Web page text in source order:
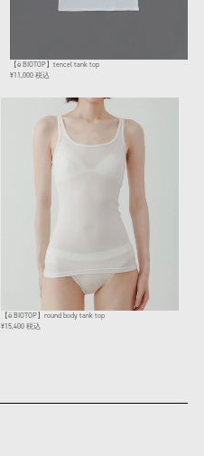
【ё BIOTOP】tencel tank top
¥11,000 税込
【ё BIOTOP】round body tank top
¥15,400 税込